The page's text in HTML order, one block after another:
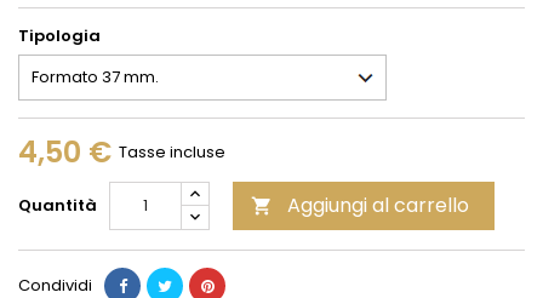
Tipologia
4,50 € Tasse incluse
Quantità  Aggiungi al carrello
Condividi